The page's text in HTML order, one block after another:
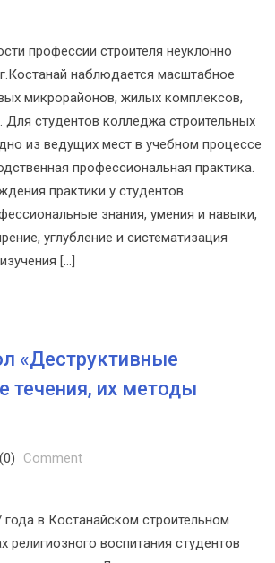
профессии строителя неуклонно
наблюдается масштабное
микрорайонов, жилых комплексов,
Для студентов колледжа строительных
из ведущих мест в учебном процессе
профессиональная практика.
практики у студентов
знания, умения и навыки,
углубление и систематизация
[…]
«Деструктивные
течения, их методы
(0) Comment
в Костанайском строительном
религиозного воспитания студентов